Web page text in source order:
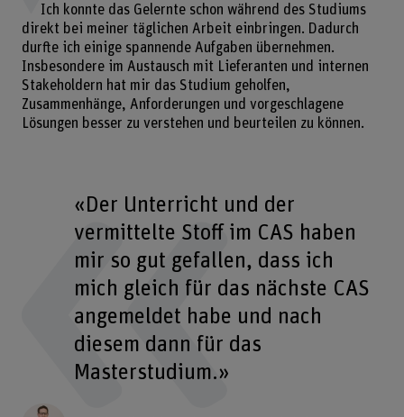
Ich konnte das Gelernte schon während des Studiums
direkt bei meiner täglichen Arbeit einbringen. Dadurch
durfte ich einige spannende Aufgaben übernehmen.
Insbesondere im Austausch mit Lieferanten und internen
Stakeholdern hat mir das Studium geholfen,
Zusammenhänge, Anforderungen und vorgeschlagene
Lösungen besser zu verstehen und beurteilen zu können.
«Der Unterricht und der
vermittelte Stoff im CAS haben
mir so gut gefallen, dass ich
mich gleich für das nächste CAS
angemeldet habe und nach
diesem dann für das
Masterstudium.»